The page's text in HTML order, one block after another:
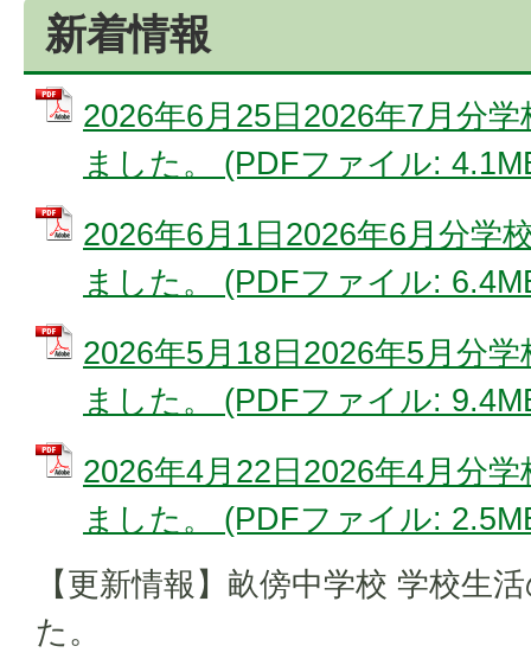
新着情報
2026年6月25日2026年7月分
ました。 (PDFファイル:
2026年6月1日2026年6月分学
ました。 (PDFファイル:
2026年5月18日2026年5月分
ました。 (PDFファイル:
2026年4月22日2026年4月分
ました。 (PDFファイル:
【更新情報】畝傍中学校 学校生
た。